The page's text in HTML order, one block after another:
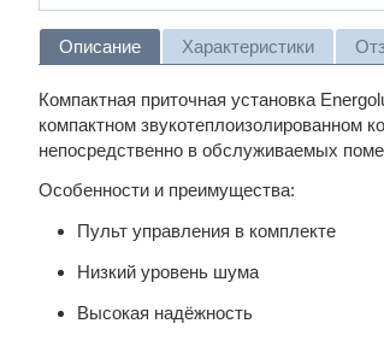
Описание Характеристики
Компактная приточная установка
компактном звукотеплоизолированном
непосредственно в обслуживаемых
Особенности и преимущества:
Пульт управления в комплекте
Низкий уровень шума
Высокая надёжность